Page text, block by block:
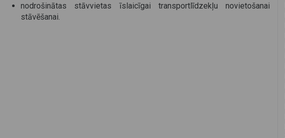
nodrošinātas stāvvietas īslaicīgai transportlīdzekļu novietošanai
stāvēšanai.